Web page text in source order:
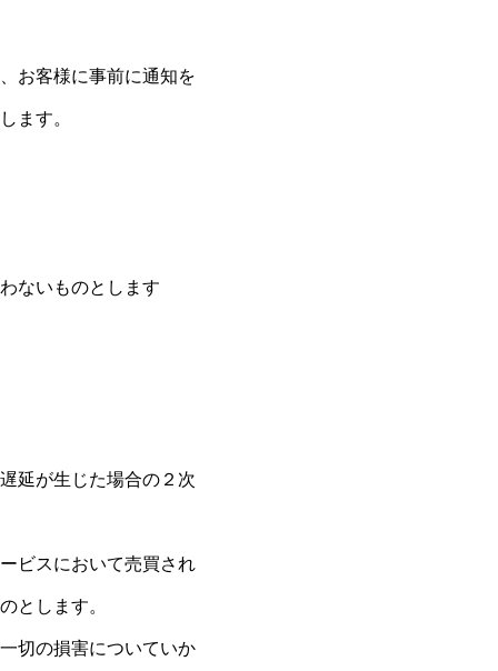
お客様に事前に通知を
ます。
ないものとします
延が生じた場合の２次
ビスにおいて売買され
とします。
切の損害についていか